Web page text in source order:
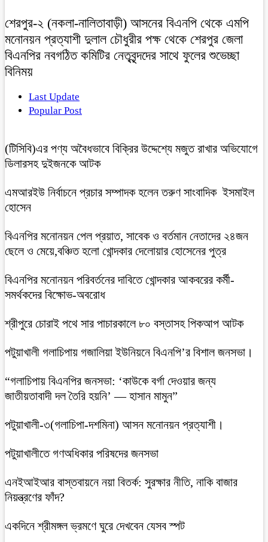
শেরপুর-২ (নকলা-নালিতাবাড়ী) আসনের বিএনপি থেকে এমপি
মনোনয়ন প্রত্যাশী দুলাল চৌধুরীর পক্ষ থেকে শেরপুর জেলা
বিএনপির নবগঠিত কমিটির নেতৃবৃন্দদের সাথে ফুলের শুভেচ্ছা
বিনিময়
Last Update
Popular Post
(টিসিবি)এর পণ্য অবৈধভাবে বিক্রির উদ্দেশ্যে মজুত রাখার অভিযোগে
ডিলারসহ দুইজনকে আটক
এমআরইউ নির্বাচনে প্রচার সম্পাদক হলেন তরুণ সাংবাদিক ইসমাইল
হোসেন
বিএনপির মনোনয়ন পেল প্রয়াত, সাবেক ও বর্তমান নেতাদের ২৪জন
ছেলে ও মেয়ে,বঞ্চিত হলো খোন্দকার দেলোয়ার হোসেনের পুত্র
বিএনপির মনোনয়ন পরিবর্তনের দাবিতে খোন্দকার আকবরের কর্মী-
সমর্থকদের বিক্ষোভ-অবরোধ
শ্রীপুরে চোরাই পথে সার পাচারকালে ৮০ বস্তাসহ পিকআপ আটক
‎পটুয়াখালী গলাচিপায় গজালিয়া ইউনিয়নে বিএনপি’র বিশাল জনসভা।
“গলাচিপায় বিএনপির জনসভা: ‘কাউকে বর্গা দেওয়ার জন্য
জাতীয়তাবাদী দল তৈরি হয়নি’ — হাসান মামুন”
পটুয়াখালী-৩(গলাচিপা-দশমিনা) আসন মনোনয়ন প্রত্যাশী।
পটুয়াখালীতে গণঅধিকার পরিষদের জনসভা
এনইআইআর বাস্তবায়নে নয়া বিতর্ক: সুরক্ষার নীতি, নাকি বাজার
নিয়ন্ত্রণের ফাঁদ?
একদিনে শ্রীমঙ্গল ভ্রমণে ঘুরে দেখবেন যেসব স্পট